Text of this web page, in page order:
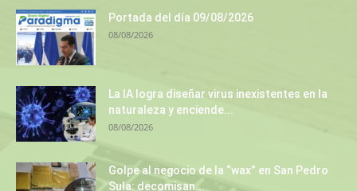
Portada del día 09/08/2026
08/08/2026
La IA logra diseñar virus inexistentes en la
naturaleza y enciende...
08/08/2026
Golpe al negocio de la “wax” en San Pedro
Sula: decomisan...